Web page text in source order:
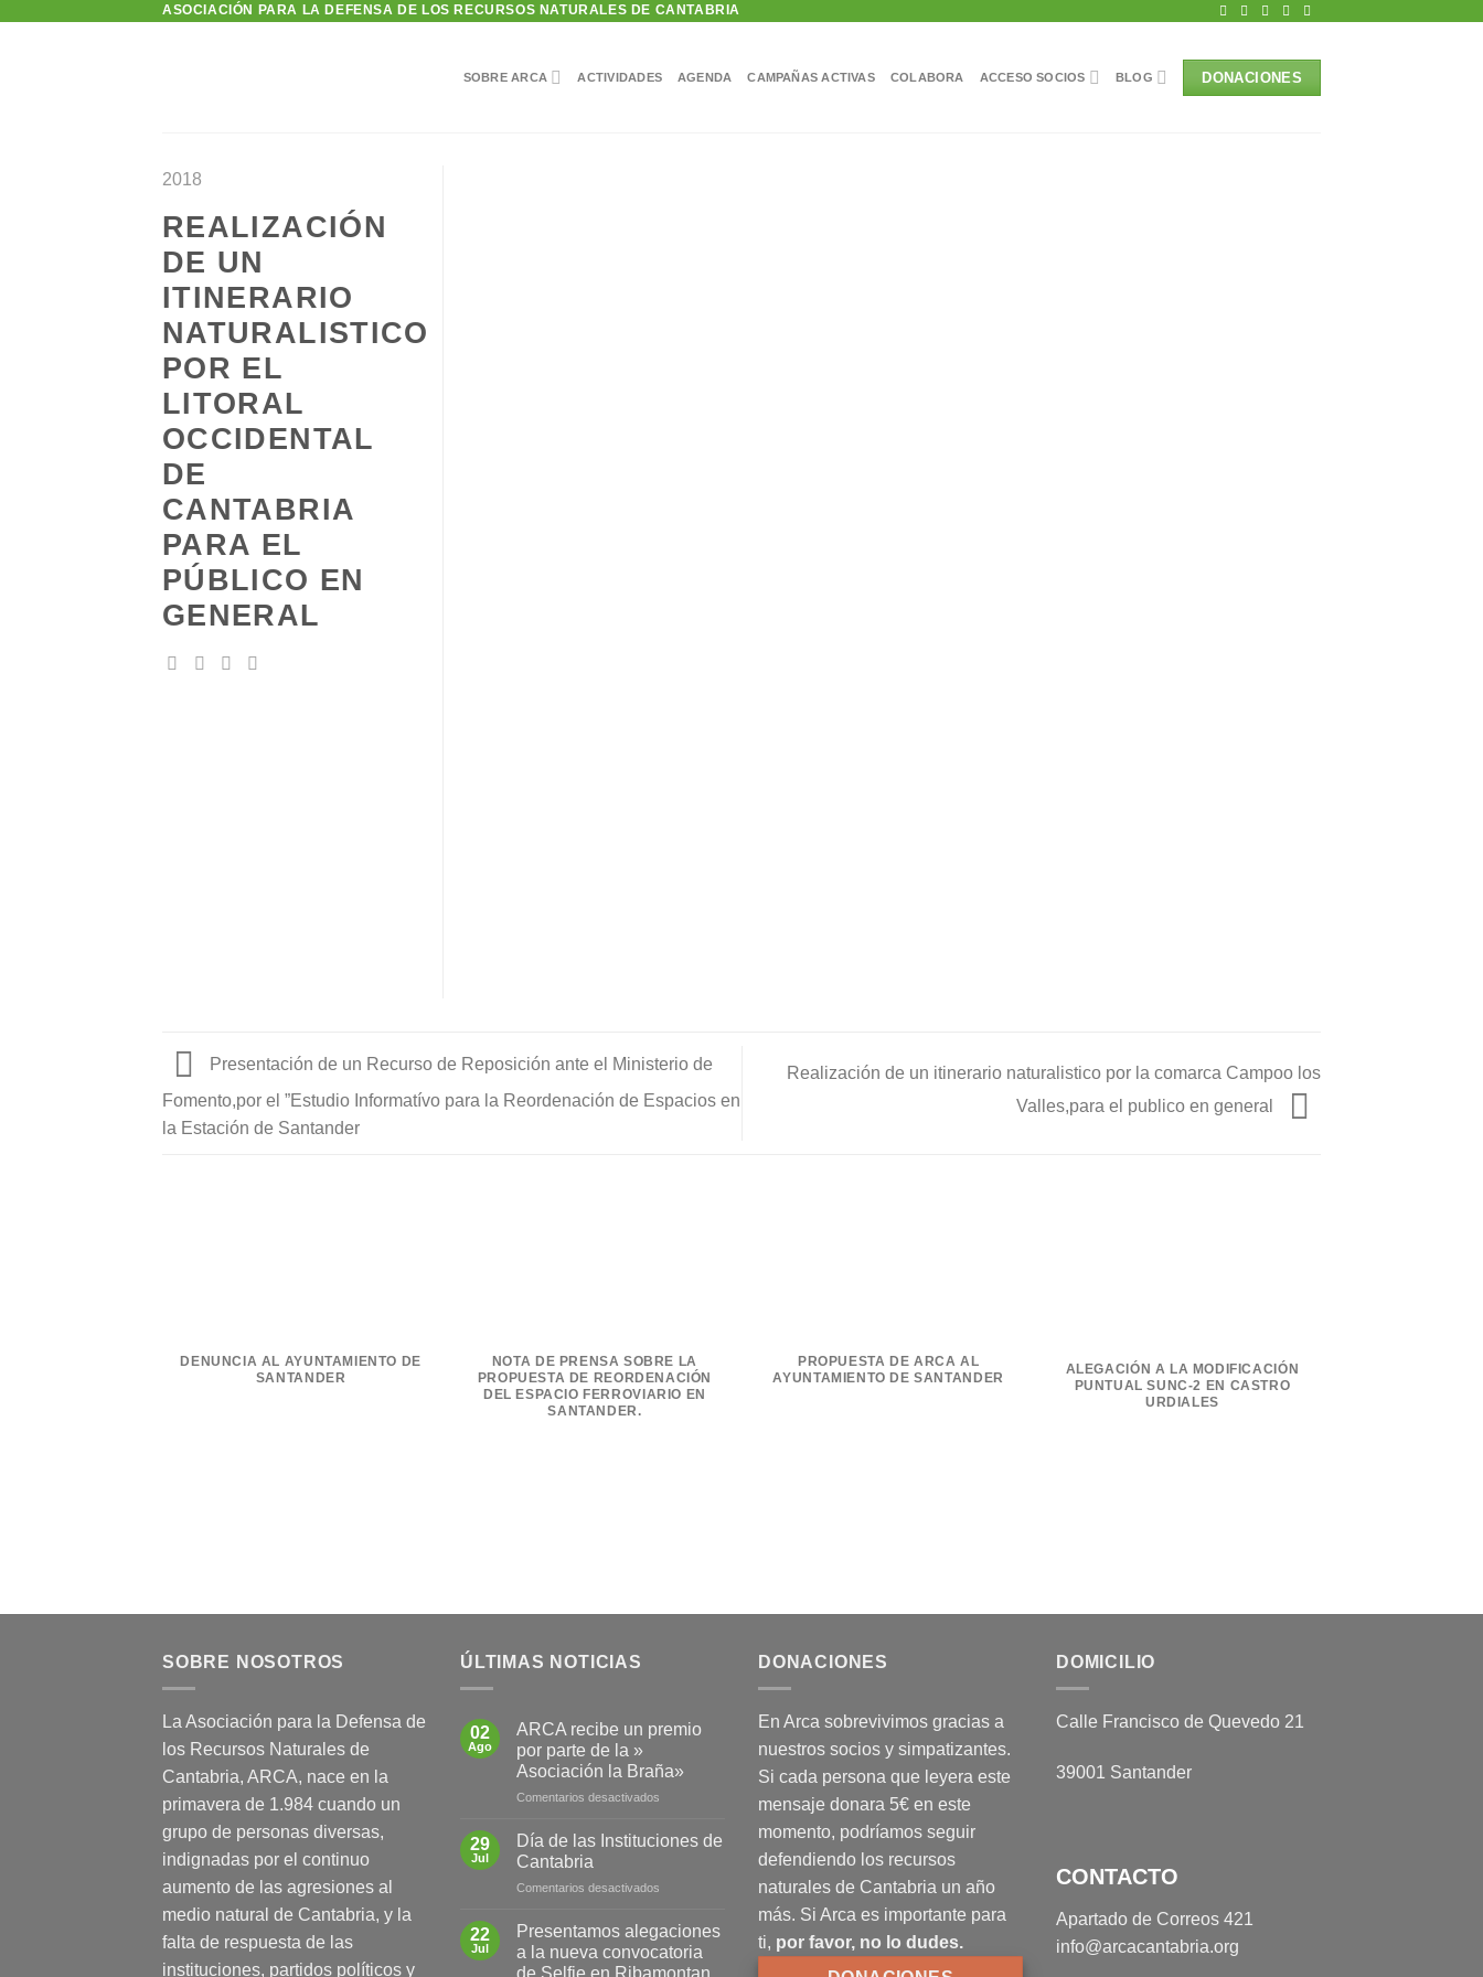
ASOCIACIÓN PARA LA DEFENSA DE LOS RECURSOS NATURALES DE CANTABRIA
SOBRE ARCA ACTIVIDADES AGENDA CAMPAÑAS ACTIVAS COLABORA ACCESO SOCIOS BLOG DONACIONES
2018
REALIZACIÓN
DE UN
ITINERARIO
NATURALISTICO
POR EL
LITORAL
OCCIDENTAL
DE
CANTABRIA
PARA EL
PÚBLICO EN
GENERAL
Presentación de un Recurso de Reposición ante el Ministerio de
Fomento,por el ”Estudio Informatívo para la Reordenación de Espacios en
la Estación de Santander
Realización de un itinerario naturalistico por la comarca Campoo los
Valles,para el publico en general
DENUNCIA AL AYUNTAMIENTO DE
SANTANDER
NOTA DE PRENSA SOBRE LA
PROPUESTA DE REORDENACIÓN
DEL ESPACIO FERROVIARIO EN
SANTANDER.
PROPUESTA DE ARCA AL
AYUNTAMIENTO DE SANTANDER
ALEGACIÓN A LA MODIFICACIÓN
PUNTUAL SUNC-2 EN CASTRO
URDIALES
SOBRE NOSOTROS
La Asociación para la Defensa de
los Recursos Naturales de
Cantabria, ARCA, nace en la
primavera de 1.984 cuando un
grupo de personas diversas,
indignadas por el continuo
aumento de las agresiones al
medio natural de Cantabria, y la
falta de respuesta de las
instituciones, partidos políticos y
ÚLTIMAS NOTICIAS
02
Ago
ARCA recibe un premio
por parte de la »
Asociación la Braña»
Comentarios desactivados
recibe
de
la
29
Jul
Día de las Instituciones de
Cantabria
Comentarios desactivados
de
las
Instituciones
22
Jul
Presentamos alegaciones
a la nueva convocatoria
de Selfie en Ribamontan
DONACIONES
En Arca sobrevivimos gracias a
nuestros socios y simpatizantes.
Si cada persona que leyera este
mensaje donara 5€ en este
momento, podríamos seguir
defendiendo los recursos
naturales de Cantabria un año
más. Si Arca es importante para
ti, por favor, no lo dudes.
DOMICILIO
Calle Francisco de Quevedo 21
39001 Santander
CONTACTO
Apartado de Correos 421
info@arcacantabria.org